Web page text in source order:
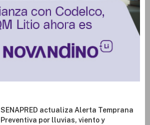
SENAPRED actualiza Alerta Temprana
Preventiva por lluvias, viento y